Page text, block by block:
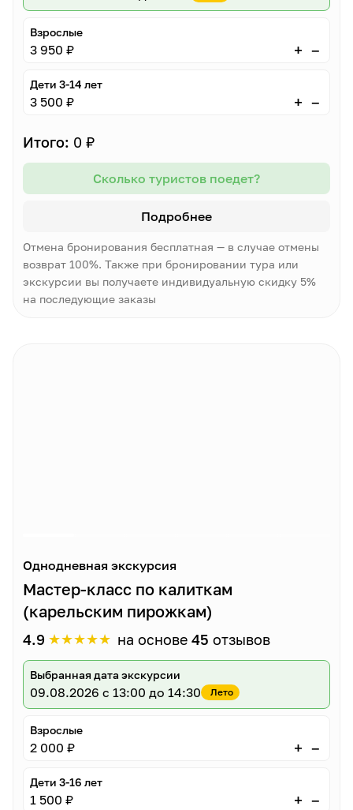
Взрослые
3 950 ₽ + –
Дети 3-14 лет
3 500 ₽ + –
Итого: 0 ₽
Сколько туристов поедет?
Подробнее
Отмена бронирования бесплатная — в случае отмены
возврат 100%. Также при бронировании тура или
экскурсии вы получаете индивидуальную скидку 5%
на последующие заказы
Однодневная экскурсия
Мастер-класс по калиткам
(карельским пирожкам)
4.9 ★★★★★ на основе 45 отзывов
Выбранная дата экскурсии
09.08.2026 с 13:00 до 14:30 Лето
Взрослые
2 000 ₽ + –
Дети 3-16 лет
1 500 ₽ + –